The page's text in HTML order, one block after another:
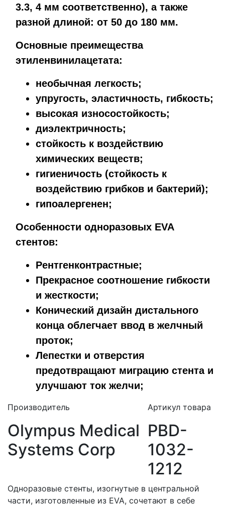
3.3, 4 мм соответственно), а также
разной длиной: от 50 до 180 мм.
Основные преимещества
этиленвинилацетата:
необычная легкость;
упругость, эластичность, гибкость;
высокая износостойкость;
диэлектричность;
стойкость к воздействию
химических веществ;
гигиеничость (стойкость к
воздействию грибков и бактерий);
гипоалергенен;
Особенности одноразовых EVA
стентов:
Рентгенконтрастные;
Прекрасное соотношение гибкости
и жесткости;
Конический дизайн дистального
конца облегчает ввод в желчный
проток;
Лепестки и отверстия
предотвращают миграцию стента и
улучшают ток желчи;
Производитель
Olympus Medical
Systems Corp
Артикул товара
PBD-
1032-
1212
Одноразовые стенты, изогнутые в центральной
части, изготовленные из EVA, сочетают в себе